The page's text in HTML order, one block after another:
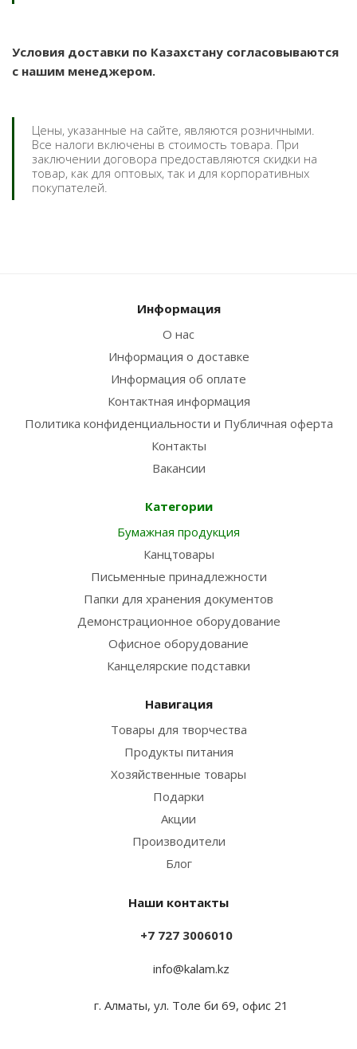
Условия доставки по Казахстану согласовываются
с нашим менеджером.
Цены, указанные на сайте, являются розничными.
Все налоги включены в стоимость товара. При
заключении договора предоставляются скидки на
товар, как для оптовых, так и для корпоративных
покупателей.
Информация
О нас
Информация о доставке
Информация об оплате
Контактная информация
Политика конфиденциальности и Публичная оферта
Контакты
Вакансии
Категории
Бумажная продукция
Канцтовары
Письменные принадлежности
Папки для хранения документов
Демонстрационное оборудование
Офисное оборудование
Канцелярские подставки
Навигация
Товары для творчества
Продукты питания
Хозяйственные товары
Подарки
Акции
Производители
Блог
Наши контакты
+7 727 3006010
info@kalam.kz
г. Алматы, ул. Толе би 69, офис 21